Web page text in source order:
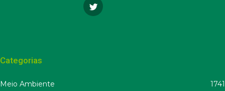
Categorias
Meio Ambiente
1741